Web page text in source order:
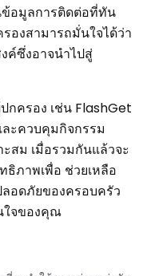
ข้อมูลการติดต่อที่ทัน
องสามารถมั่นใจได้ว่า
ค์ซึ่งอาจนำไปสู่
ครอง เช่น FlashGet
ละควบคุมกิจกรรม
สม เมื่อรวมกันแล้วจะ
ภาพเพื่อ ช่วยเหลือ
อดภัยของครอบครัว
ใจของคุณ